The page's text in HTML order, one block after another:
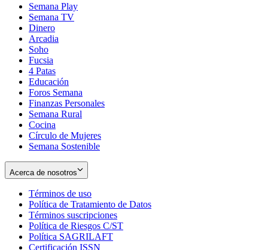
Semana Play
Semana TV
Dinero
Arcadia
Soho
in
new
window
Fucsia
in
new
window
4 Patas
Educación
Foros Semana
Finanzas Personales
Semana Rural
Cocina
Círculo de Mujeres
Semana Sostenible
Acerca de nosotros
Términos de uso
in
new
window
Política de Tratamiento de Datos
Términos suscripciones
in
Política de Riesgos C/ST
Política SAGRILAFT
Certificación ISSN